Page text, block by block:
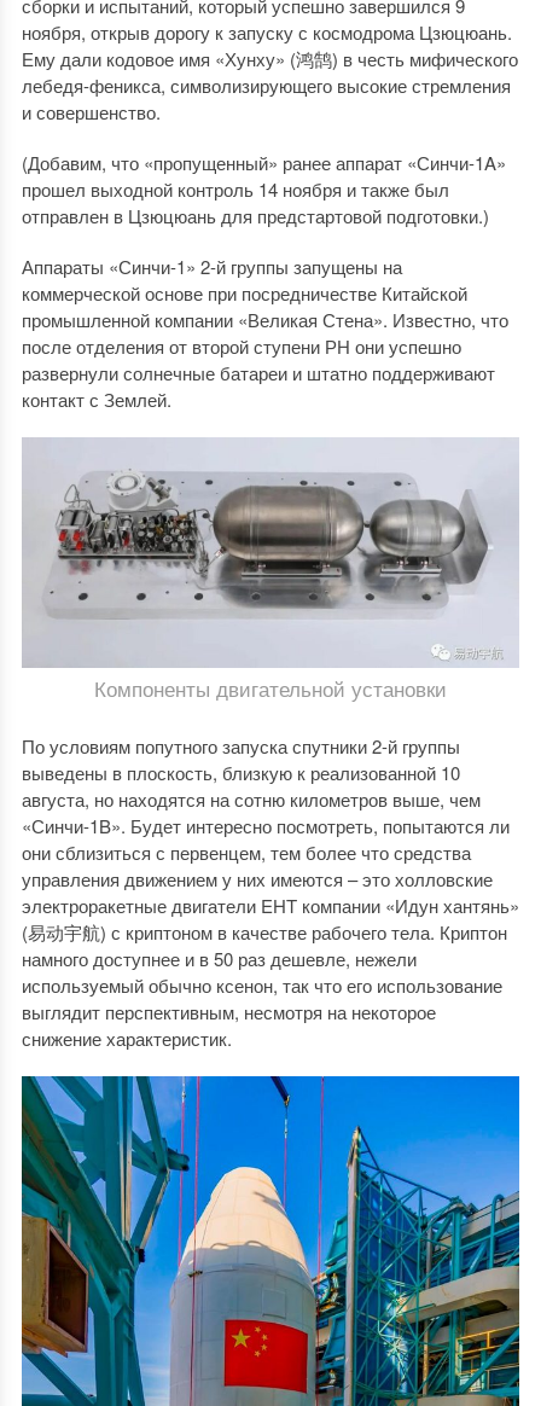
сборки и испытаний, который успешно завершился 9
ноября, открыв дорогу к запуску с космодрома Цзюцюань.
Ему дали кодовое имя «Хунху» (鸿鹄) в честь мифического
лебедя-феникса, символизирующего высокие стремления
и совершенство.
(Добавим, что «пропущенный» ранее аппарат «Синчи-1A»
прошел выходной контроль 14 ноября и также был
отправлен в Цзюцюань для предстартовой подготовки.)
Аппараты «Синчи-1» 2-й группы запущены на
коммерческой основе при посредничестве Китайской
промышленной компании «Великая Стена». Известно, что
после отделения от второй ступени РН они успешно
развернули солнечные батареи и штатно поддерживают
контакт с Землей.
Компоненты двигательной установки
По условиям попутного запуска спутники 2-й группы
выведены в плоскость, близкую к реализованной 10
августа, но находятся на сотню километров выше, чем
«Синчи-1B». Будет интересно посмотреть, попытаются ли
они сблизиться с первенцем, тем более что средства
управления движением у них имеются – это холловские
электроракетные двигатели EHT компании «Идун хантянь»
(易动宇航) с криптоном в качестве рабочего тела. Криптон
намного доступнее и в 50 раз дешевле, нежели
используемый обычно ксенон, так что его использование
выглядит перспективным, несмотря на некоторое
снижение характеристик.